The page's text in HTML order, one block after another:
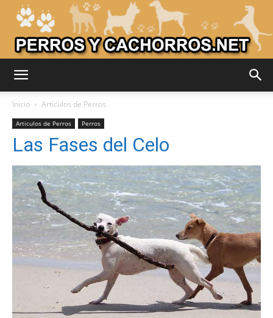
Perros
–
Razas
de
Inicio Articulos de Perros
Articulos de Perros Perros
Las Fases del Celo